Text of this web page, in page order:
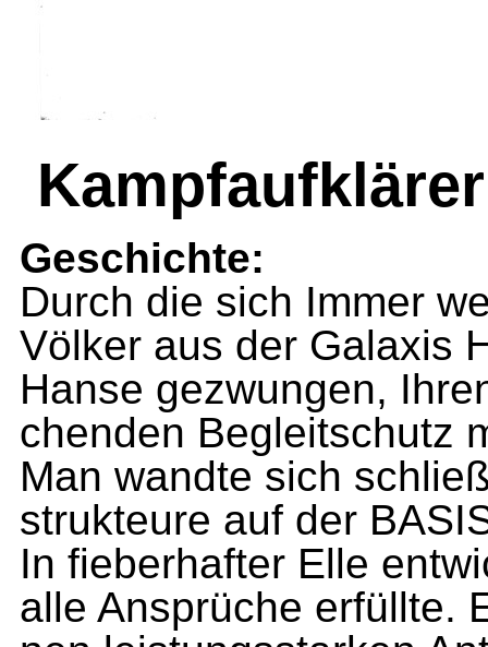
Geschichte:
Durch die sich Immer
Völker aus der Galaxis
Hanse gezwungen,
chenden Begleitschutz
Man wandte sich
strukteure auf der
In fieberhafter Elle
alle Ansprüche erfüllte.